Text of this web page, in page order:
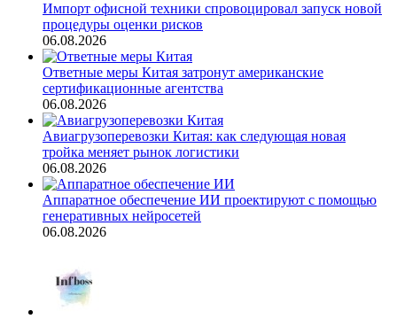
Импорт офисной техники спровоцировал запуск новой
процедуры оценки рисков
06.08.2026
Ответные меры Китая затронут американские
сертификационные агентства
06.08.2026
Авиагрузоперевозки Китая: как следующая новая
тройка меняет рынок логистики
06.08.2026
Аппаратное обеспечение ИИ проектируют с помощью
генеративных нейросетей
06.08.2026